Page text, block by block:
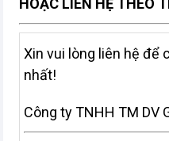
Xin vui lòng liên hệ để
nhất!
Công ty TNHH TM DV